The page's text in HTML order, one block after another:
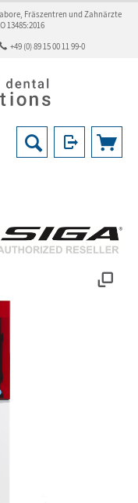
Fräszentren und Zahnärzte
13485:2016
+49 (0) 89 15 00 11 99-0